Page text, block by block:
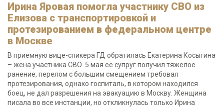
Ирина Яровая помогла участнику СВО из
Елизова с транспортировкой и
протезированием в федеральном центре
в Москве
В приемную вице-спикера ГД обратилась Екатерина Косыгина
– жена участника СВО. 5 мая ее супруг получил тяжелое
ранение, перелом с большим смещением требовал
протезирования, однако госпиталь, в котором находился
боец, не дал разрешения на эвакуацию в Москву. Женщина
писала во все инстанции, но откликнулась только Ирина